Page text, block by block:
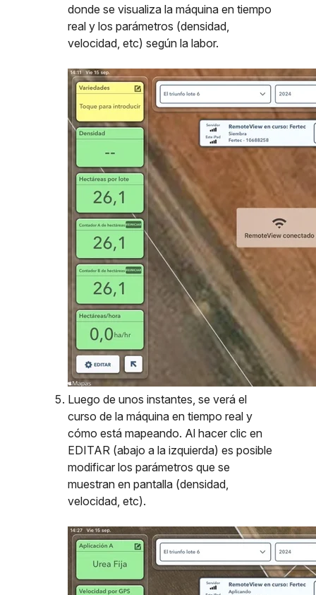
donde se visualiza la máquina en tiempo
real y los parámetros (densidad,
velocidad, etc) según la labor.
Luego de unos instantes, se verá el
curso de la máquina en tiempo real y
cómo está mapeando. Al hacer clic en
EDITAR (abajo a la izquierda) es posible
modificar los parámetros que se
muestran en pantalla (densidad,
velocidad, etc).